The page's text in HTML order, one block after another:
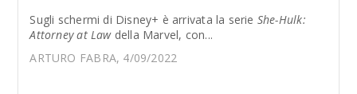
Sugli schermi di Disney+ è arrivata la serie She-Hulk:
Attorney at Lawdella Marvel, con...
ARTURO FABRA, 4/09/2022